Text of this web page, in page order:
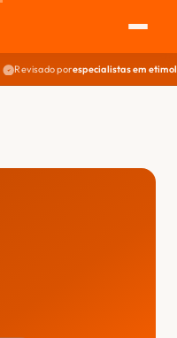
Revisado porespecialistas em